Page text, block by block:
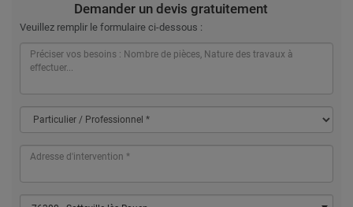
Demander un devis gratuitement
Veuillez remplir le formulaire ci-dessous :